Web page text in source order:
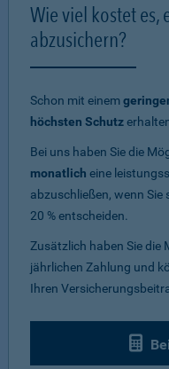
Wie viel kostet es,
abzusichern?
Schon mit einem
höchsten Schutz
Bei uns haben Sie die
monatlich eine
abzuschließen, wenn
20 % entscheiden.
Zusätzlich haben Sie die
jährlichen Zahlung und
Ihren